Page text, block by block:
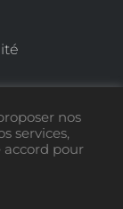
tous droits
nos
services,
accord pour